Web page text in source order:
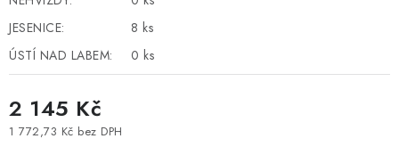
SPOTŘEBNÍ BATERIE
PŘÍSLUŠENSTVÍ
DOPRAVA ZDARMA
JESENICE:
8 ks
ÚSTÍ NAD LABEM:
0 ks
2 145 Kč
1 772,73 Kč bez DPH